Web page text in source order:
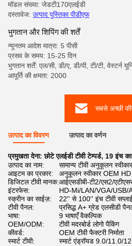
मॉडल संख्या: जेडटी170एलईडी
दस्तावेज: उत्पाद पुस्तिका पीडीएफ
भुगतान और शिपिंग की शर्तें
न्यूनतम आदेश मात्रा: 5 पीसी
प्रसव के समय: 15-25 दिन
भुगतान शर्तें: एल/सी, डी/ए, डी/पी, टी/टी, वेस्टर्न
आपूर्ति की क्षमता: 2000
सबसे अच्छी
उत्पाद का विवरण उत्पाद का वर्णन
प्रमुखता देना:छोटे एलईडी टीवी टेम्पर्ड, 19 इंच का
उत्पाद का नाम:
सामान्य टीवी अनुकूलन
आइटम का प्रकार:
अनुकूलन स्वीकार OEM HD
डिजिटल टीवी मानक:आईएसडीबी-टी2/एस2/
इंटरफेस:
HD-Mi/LAN/VGA/USB/
स्क्रीन का साईज़:
22'' से 100'' इंच टीवी
टीवी पैनल:
प्रसिद्ध A+ ग्रेड एलसीडी
भाषा:
9 भाषाएँ वैकल्पिक
OEM/ODM:
टीवी मदरबोर्ड लोगो पैकिंग
कीवर्ड:
OEM टीवी फैक्टरी निर्माता
स्मार्ट टीवी:
स्मार्ट एंड्रॉयड 9.0/11.0/